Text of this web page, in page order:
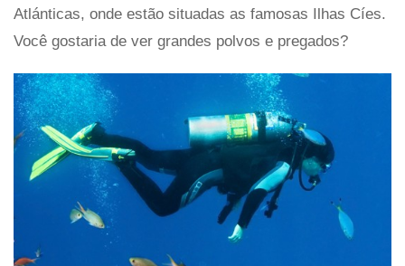
Atlánticas, onde estão situadas as famosas Ilhas Cíes.
Você gostaria de ver grandes polvos e pregados?